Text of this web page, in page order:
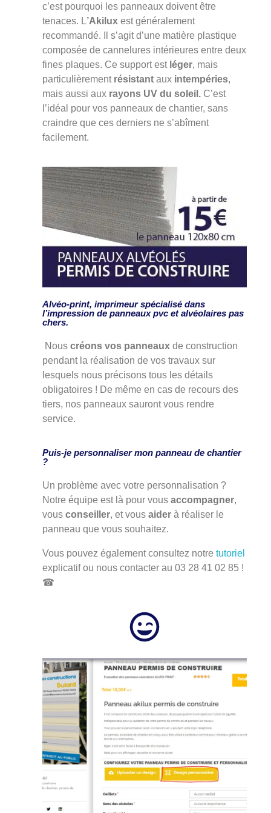
c’est pourquoi les panneaux doivent être
tenaces. L’Akilux est généralement
recommandé. Il s’agit d’une matière plastique
composée de cannelures intérieures entre deux
fines plaques. Ce support est léger, mais
particulièrement résistant aux intempéries,
mais aussi aux rayons UV du soleil. C’est
l’idéal pour vos panneaux de chantier, sans
craindre que ces derniers ne s’abîment
facilement.
Alvéo-print, imprimeur spécialisé dans
l’impression de panneaux pvc et alvéolaires pas
chers.
Nous créons vos panneaux de construction
pendant la réalisation de vos travaux sur
lesquels nous précisons tous les détails
obligatoires ! De même en cas de recours des
tiers, nos panneaux sauront vous rendre
service.
Puis-je personnaliser mon panneau de chantier
?
Un problème avec votre personnalisation ?
Notre équipe est là pour vousaccompagner,
vousconseiller, et vousaider à réaliser le
panneau que vous souhaitez.
Vous pouvez également consultez notretutoriel
explicatif ou nous contacter au03 28 41 02 85 !
☎